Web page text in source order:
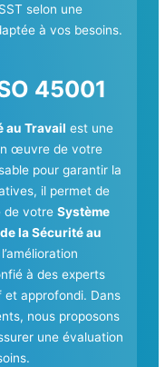
selon une
à vos besoins.
45001
au Travail est une
œuvre de votre
pour garantir la
il permet de
de votreSystème
la Sécurité au
à des experts
et approfondi. Dans
nous proposons
une évaluation